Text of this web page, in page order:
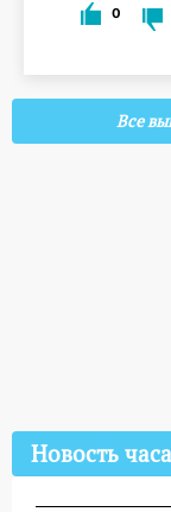
0
Все
Новость часа